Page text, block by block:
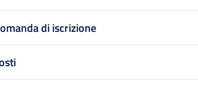
di iscrizione